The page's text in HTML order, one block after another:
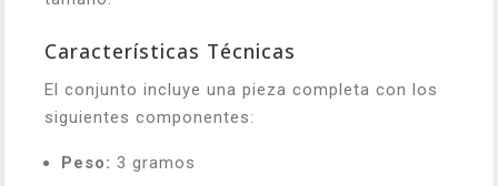
Características Técnicas
El conjunto incluye una pieza completa con los
siguientes componentes:
Peso: 3 gramos